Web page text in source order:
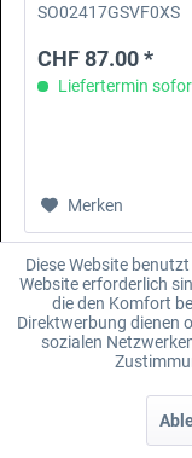
SO02417GSVF0XS
CHF 87.00 *
Liefertermin
Merken
Diese Website
Website erforderlich
die den Komfort
Direktwerbung dienen
sozialen